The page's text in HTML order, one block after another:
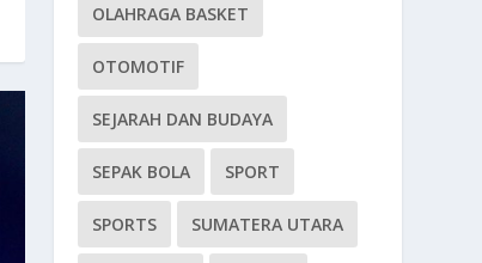
OLAHRAGA BASKET
OTOMOTIF
SEJARAH DAN BUDAYA
SEPAK BOLA SPORT
SPORTS SUMATERA UTARA